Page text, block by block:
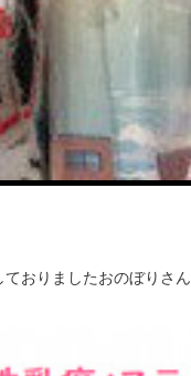
おりましたおのぼりさ